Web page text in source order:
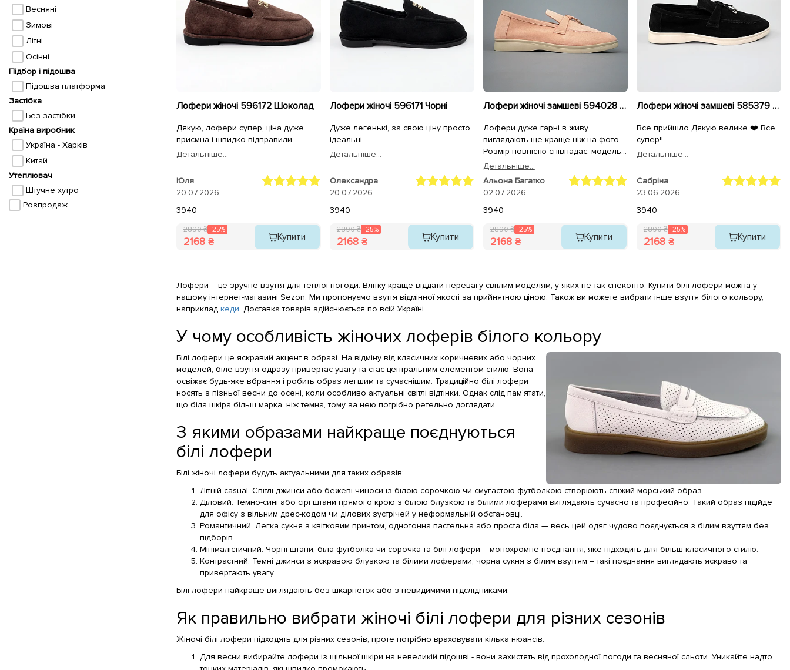
Весняні
Зимові
Літні
Осінні
Підбор і підошва
Підошва платформа
Застібка
Без застібки
Країна виробник
Україна - Харків
Китай
Утеплювач
Штучне хутро
Розпродаж
Лофери жіночі 596172 Шоколад
Дякую, лофери супер, ціна дуже
приємна і швидко відправили
Детальнiше...
Юля
20.07.2026
3940
2890 ₴ -25%
2168 ₴ Купити
Лофери жіночі 596171 Чорні
Дуже легенькі, за свою ціну просто
ідеальні
Детальнiше...
Олександра
20.07.2026
3940
2890 ₴ -25%
2168 ₴ Купити
Лофери жіночі замшеві 594028 Пудрові
Лофери дуже гарні в живу
виглядають ще краще ніж на фото.
Розмір повністю співпадає, модель
на вузьку ногу, колір трохи світліший
але це робить їх більш елегантними,
замш дуже мʼякий. Легенькі, мʼякі та
зручні.
Детальнiше...
Альона Багатко
02.07.2026
3940
2890 ₴ -25%
2168 ₴ Купити
Лофери жіночі замшеві 585379 Чорні
Все прийшло Дякую велике ❤️ Все
супер!!
Детальнiше...
Сабріна
23.06.2026
3940
2890 ₴ -25%
2168 ₴ Купити
Лофери – це зручне взуття для теплої погоди. Влітку краще віддати перевагу світлим моделям, у яких не так спекотно. Купити білі лофери можна у
нашому інтернет-магазині Sezon. Ми пропонуємо взуття відмінної якості за прийнятною ціною. Також ви можете вибрати інше взуття білого кольору,
наприклад кеди. Доставка товарів здійснюється по всій Україні.
У чому особливість жіночих лоферів білого кольору
Білі лофери це яскравий акцент в образі. На відміну від класичних коричневих або чорних
моделей, біле взуття одразу привертає увагу та стає центральним елементом стилю. Вона
освіжає будь-яке вбрання і робить образ легшим та сучаснішим. Традиційно білі лофери
носять з пізньої весни до осені, коли особливо актуальні світлі відтінки. Однак слід пам'ятати,
що біла шкіра більш марка, ніж темна, тому за нею потрібно ретельно доглядати.
З якими образами найкраще поєднуються
білі лофери
Білі жіночі лофери будуть актуальними для таких образів:
Літній casual. Світлі джинси або бежеві чиноси із білою сорочкою чи смугастою футболкою створюють свіжий морський образ.
Діловий. Темно-сині або сірі штани прямого крою з білою блузкою та білими лоферами виглядають сучасно та професійно. Такий образ підійде
для офісу з вільним дрес-кодом чи ділових зустрічей у неформальній обстановці.
Романтичний. Легка сукня з квітковим принтом, однотонна пастельна або проста біла — весь цей одяг чудово поєднується з білим взуттям без
підборів.
Мінімалістичний. Чорні штани, біла футболка чи сорочка та білі лофери – монохромне поєднання, яке підходить для більш класичного стилю.
Контрастний. Темні джинси з яскравою блузкою та білими лоферами, чорна сукня з білим взуттям – такі поєднання виглядають яскраво та
привертають увагу.
Білі лофери найкраще виглядають без шкарпеток або з невидимими підслідниками.
Як правильно вибрати жіночі білі лофери для різних сезонів
Жіночі білі лофери підходять для різних сезонів, проте потрібно враховувати кілька нюансів:
Для весни вибирайте лофери із щільної шкіри на невеликій підошві - вони захистять від прохолодної погоди та весняної сльоти. Уникайте надто